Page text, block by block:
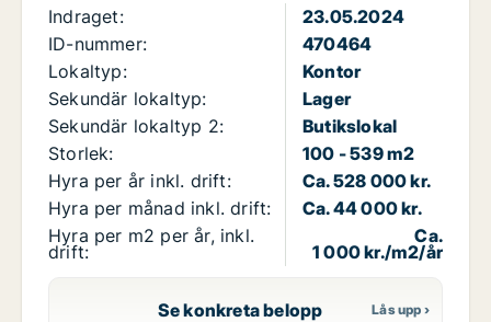
Indraget:
23.05.2024
ID-nummer:
470464
Lokaltyp:
Kontor
Sekundär lokaltyp:
Lager
Sekundär lokaltyp 2:
Butikslokal
Storlek:
100 - 539 m2
Hyra per år inkl. drift:
Ca. 528 000 kr.
Hyra per månad inkl. drift:
Ca. 44 000 kr.
Hyra per m2 per år, inkl.
drift:
Ca.
1 000 kr./m2/år
Se konkreta belopp